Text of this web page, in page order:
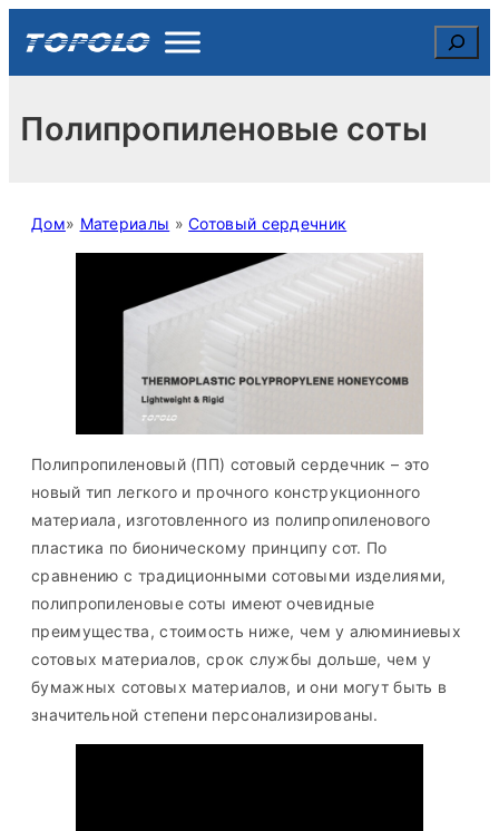
content
Search
Полипропиленовые соты
Дом» Материалы »Сотовый сердечник
Полипропиленовый (ПП) сотовый сердечник – это
новый тип легкого и прочного конструкционного
материала, изготовленного из полипропиленового
пластика по бионическому принципу сот. По
сравнению с традиционными сотовыми изделиями,
полипропиленовые соты имеют очевидные
преимущества, стоимость ниже, чем у алюминиевых
сотовых материалов, срок службы дольше, чем у
бумажных сотовых материалов, и они могут быть в
значительной степени персонализированы.